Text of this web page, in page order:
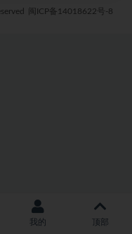
闽ICP备14018622号-8
我的 顶部